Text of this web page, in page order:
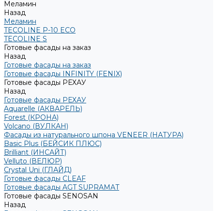
Меламин
Назад
Меламин
TECOLINE P-10 ECO
TECOLINE S
Готовые фасады на заказ
Назад
Готовые фасады на заказ
Готовые фасады INFINITY (FENIX)
Готовые фасады РЕХАУ
Назад
Готовые фасады РЕХАУ
Aquarelle (АКВАРЕЛЬ)
Forest (КРОНА)
Volcano (ВУЛКАН)
Фасады из натурального шпона VENEER (НАТУРА)
Basic Plus (БЕЙСИК ПЛЮС)
Brilliant (ИНСАЙТ)
Velluto (ВЕЛЮР)
Crystal Uni (ГЛАЙД)
Готовые фасады CLEAF
Готовые фасады AGT SUPRAMAT
Готовые фасады SENOSAN
Назад